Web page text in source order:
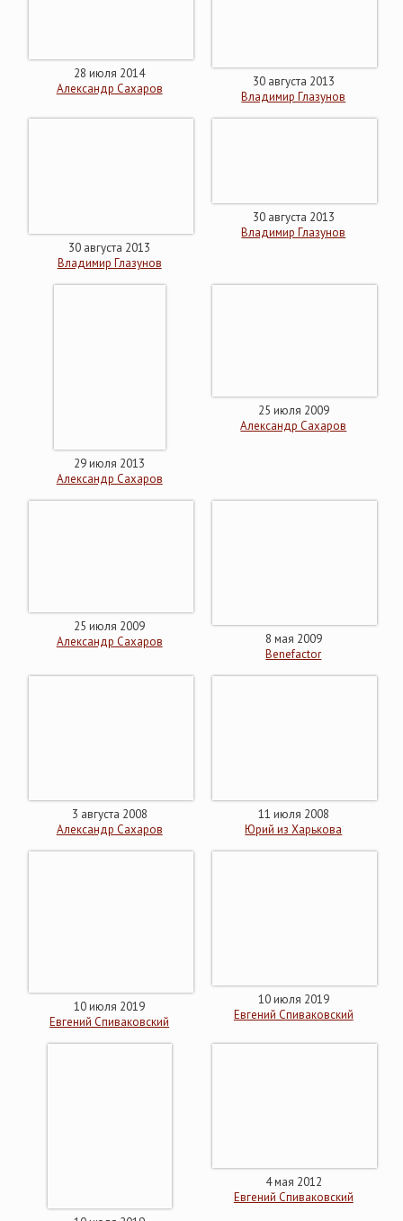
28 июля 2014
Александр Cахаров
30 августа 2013
Владимир Глазунов
30 августа 2013
Владимир Глазунов
30 августа 2013
Владимир Глазунов
29 июля 2013
Александр Cахаров
25 июля 2009
Александр Cахаров
25 июля 2009
Александр Cахаров
8 мая 2009
Benefactor
3 августа 2008
Александр Cахаров
11 июля 2008
Юрий из Харькова
10 июля 2019
Евгений Спиваковский
10 июля 2019
Евгений Спиваковский
4 мая 2012
Евгений Спиваковский